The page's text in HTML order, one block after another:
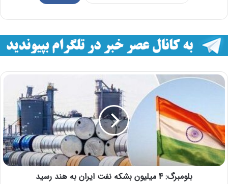
بلومبرگ: ۴ میلیون بشکه نفت ایران به هند رسید